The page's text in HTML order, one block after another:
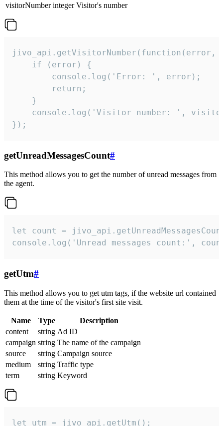
visitorNumber integer Visitor's number
jivo_api.getVisitorNumber(function(error,
    if (error) {
        console.log('Error: ', error);
        return;
    }
console.log('Visitor number: ',
});
getUnreadMessagesCount#
This method allows you to get the number of unread messages from
the agent.
let count =
console.log('Unread messages count:',
getUtm#
This method allows you to get utm tags, if the website url contained
them at the time of the visitor's first site visit.
Name Type
Description
content
string Ad ID
campaign string The name of the campaign
source
string Campaign source
medium
string Traffic type
term
string Keyword
let utm = jivo_api.getUtm();